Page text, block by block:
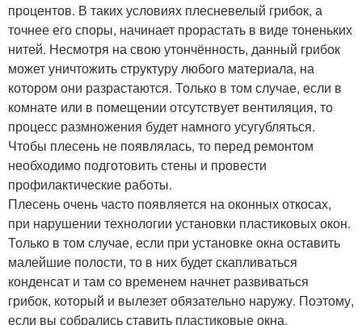
процентов. В таких условиях плесневелый грибок, а
точнее его споры, начинает прорастать в виде тоненьких
нитей. Несмотря на свою утончённость, данный грибок
может уничтожить структуру любого материала, на
котором они разрастаются. Только в том случае, если в
комнате или в помещении отсутствует вентиляция, то
процесс размножения будет намного усугубляться.
Чтобы плесень не появлялась, то перед ремонтом
необходимо подготовить стены и провести
профилактические работы.
Плесень очень часто появляется на оконных откосах,
при нарушении технологии установки пластиковых окон.
Только в том случае, если при установке окна оставить
малейшие полости, то в них будет скапливаться
конденсат и там со временем начнет развиваться
грибок, который и вылезет обязательно наружу. Поэтому,
если вы собрались ставить пластиковые окна,